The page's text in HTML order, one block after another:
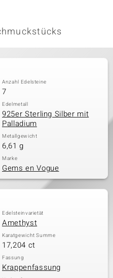
Anzahl Edelsteine
7
Edelmetall
925er Sterling Silber mit
Palladium
Metallgewicht
6,61 g
Marke
Gems en Vogue
Edelsteinvarietät
Amethyst
Karatgewicht Summe
17,204 ct
Fassung
Krappenfassung